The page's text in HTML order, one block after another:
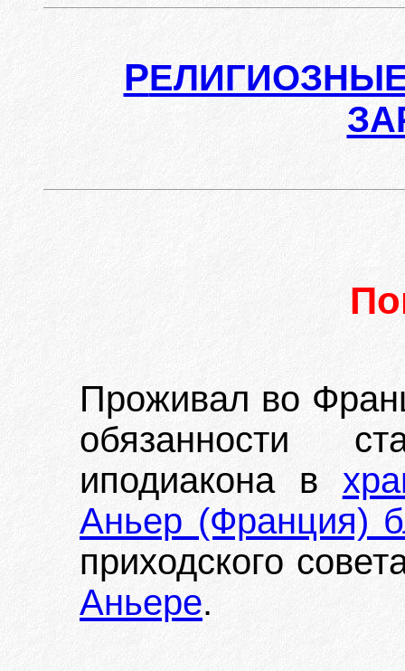
Р
Проживал во
обязанности
иподиакона в
Аньер (Франция)
приходского
Аньере.